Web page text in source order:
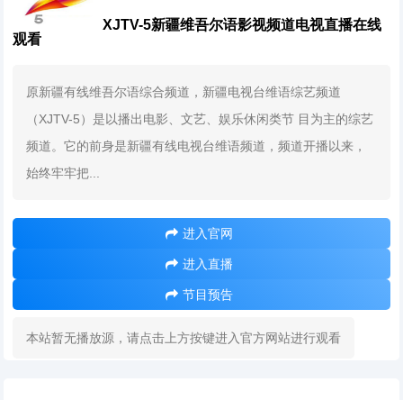
XJTV-5新疆维吾尔语影视频道电视直播在线
观看
原新疆有线维吾尔语综合频道，新疆电视台维语综艺频道
（XJTV-5）是以播出电影、文艺、娱乐休闲类节 目为主的综艺
频道。它的前身是新疆有线电视台维语频道，频道开播以来，
始终牢牢把...
进入官网
进入直播
节目预告
本站暂无播放源，请点击上方按键进入官方网站进行观看